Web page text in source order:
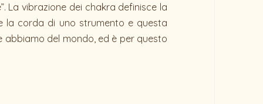
La vibrazione dei chakra definisce la
la corda di uno strumento e questa
abbiamo del mondo, ed è per questo